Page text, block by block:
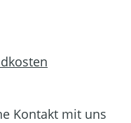
Kontakt mit uns